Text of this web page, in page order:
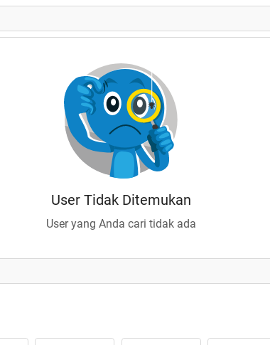
User Tidak Ditemukan
User yang Anda cari tidak ada